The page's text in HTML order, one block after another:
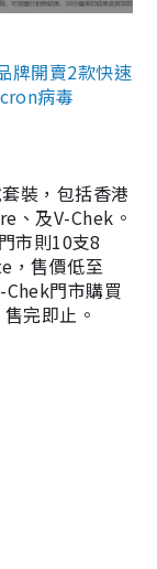
牌開賣2款快速
病毒
裝，包括香港
、及V-Chek。
市則10支8
，售價低至
門市購買
完即止。